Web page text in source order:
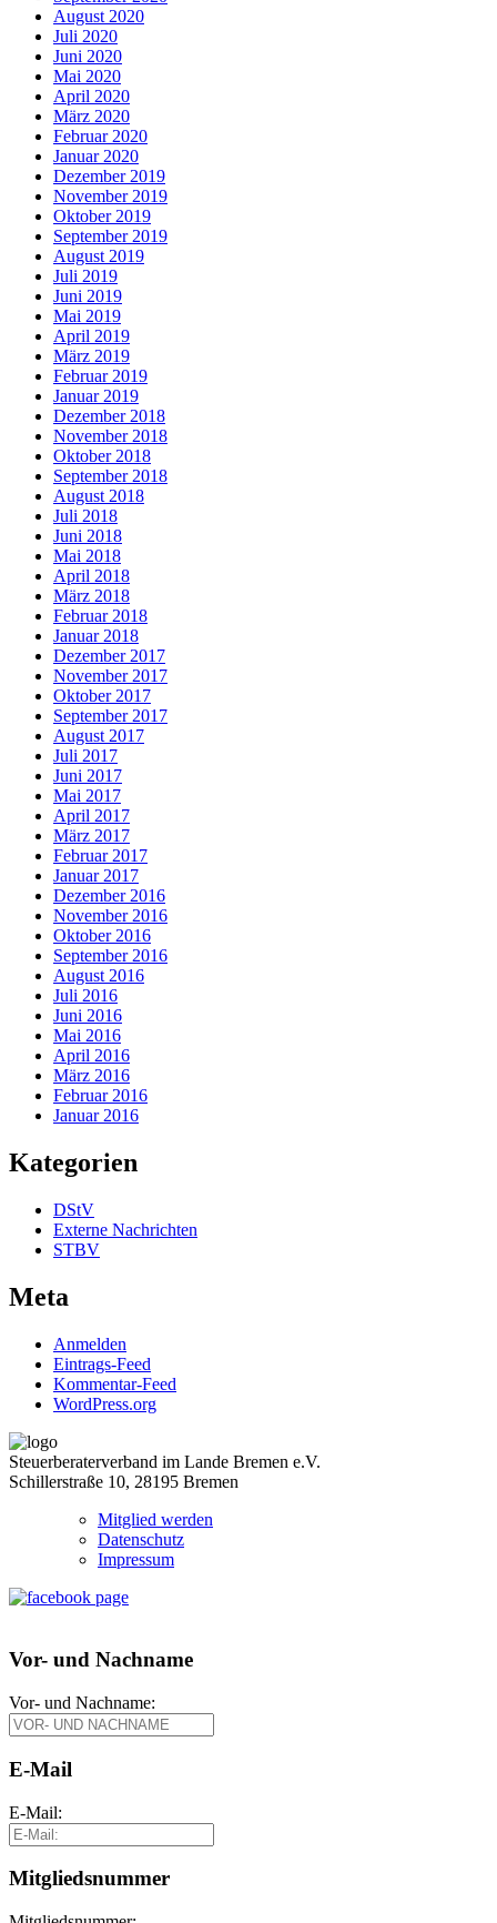
August 2020
Juli 2020
Juni 2020
Mai 2020
April 2020
März 2020
Februar 2020
Januar 2020
Dezember 2019
November 2019
Oktober 2019
September 2019
August 2019
Juli 2019
Juni 2019
Mai 2019
April 2019
März 2019
Februar 2019
Januar 2019
Dezember 2018
November 2018
Oktober 2018
September 2018
August 2018
Juli 2018
Juni 2018
Mai 2018
April 2018
März 2018
Februar 2018
Januar 2018
Dezember 2017
November 2017
Oktober 2017
September 2017
August 2017
Juli 2017
Juni 2017
Mai 2017
April 2017
März 2017
Februar 2017
Januar 2017
Dezember 2016
November 2016
Oktober 2016
September 2016
August 2016
Juli 2016
Juni 2016
Mai 2016
April 2016
März 2016
Februar 2016
Januar 2016
Kategorien
DStV
Externe Nachrichten
STBV
Meta
Anmelden
Eintrags-Feed
Kommentar-Feed
WordPress.org
Steuerberaterverband im Lande Bremen e.V.
Schillerstraße 10, 28195 Bremen
Mitglied werden
Datenschutz
Impressum
Vor- und Nachname
Vor- und Nachname:
E-Mail
E-Mail:
Mitgliedsnummer